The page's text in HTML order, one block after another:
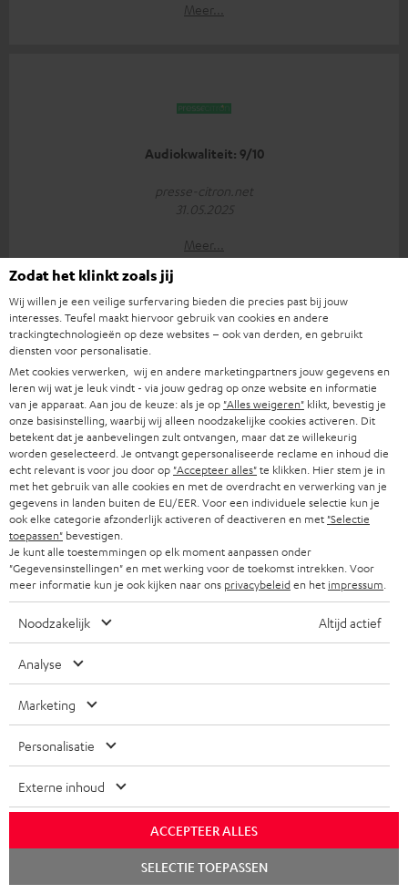
Meer...
Audiokwaliteit: 9/10
presse-citron.net
31.05.2025
Meer...
"... zorgt voor een mooi gebalanceerd geluid..."
www.kopfhoerer.de
05/2025
Meer...
Accessoires
Benodigde accessoires
levering zijn inbegrepen
Zodat het klinkt zoals jij
Wij willen je een veilige surfervaring bieden die precies past bij jouw
interesses. Teufel maakt hiervoor gebruik van cookies en andere
trackingtechnologieën op deze websites – ook van derden, en gebruikt
diensten voor personalisatie.
Met cookies verwerken, wij en andere marketingpartners jouw gegevens en
leren wij wat je leuk vindt - via jouw gedrag op onze website en informatie
van je apparaat. Aan jou de keuze: als je op "Alles weigeren" klikt, bevestig je
onze basisinstelling, waarbij wij alleen noodzakelijke cookies activeren. Dit
betekent dat je aanbevelingen zult ontvangen, maar dat ze willekeurig
worden geselecteerd. Je ontvangt gepersonaliseerde reclame en inhoud die
echt relevant is voor jou door op "Accepteer alles"te klikken. Hier stem je in
met het gebruik van alle cookies en met de overdracht en verwerking van je
gegevens in landen buiten de EU/EER. Voor een individuele selectie kun je
ook elke categorie afzonderlijk activeren of deactiveren en met "Selectie
toepassen" bevestigen.
Je kunt alle toestemmingen op elk moment aanpassen onder
"Gegevensinstellingen" en met werking voor de toekomst intrekken. Voor
meer informatie kun je ook kijken naar ons privacybeleiden het impressum
Noodzakelijk Altijd actief
Analyse
Marketing
Personalisatie
Externe inhoud
ACCEPTEER ALLES
SELECTIE TOEPASSEN